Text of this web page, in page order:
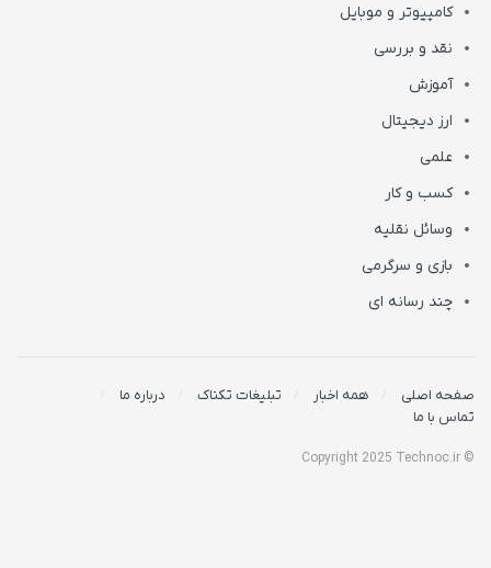
کامپیوتر و موبایل
نقد و بررسی
آموزش
ارز دیجیتال
علمی
کسب و کار
وسائل نقلیه
بازی و سرگرمی
چند رسانه ای
صفحه اصلی همه اخبار تبلیغات تکناک
درباره ما
تماس با ما
© Copyright 2025 Technoc.ir